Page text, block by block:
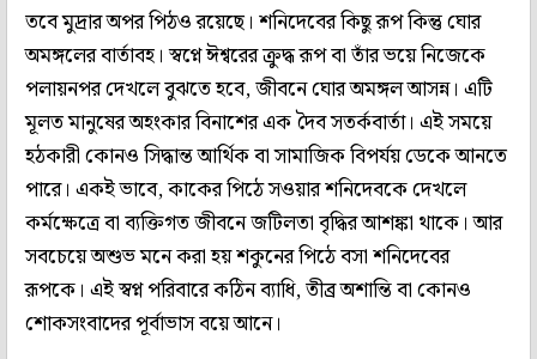
তবে মুদ্রার অপর পিঠও রয়েছে। শনিদেবের কিছু রূপ কিন্তু ঘোর
অমঙ্গলের বার্তাবহ। স্বপ্নে ঈশ্বরের ক্রুদ্ধ রূপ বা তাঁর ভয়ে নিজেকে
পলায়নপর দেখলে বুঝতে হবে, জীবনে ঘোর অমঙ্গল আসন্ন। এটি
মূলত মানুষের অহংকার বিনাশের এক দৈব সতর্কবার্তা। এই সময়ে
হঠকারী কোনও সিদ্ধান্ত আর্থিক বা সামাজিক বিপর্যয় ডেকে আনতে
পারে। একই ভাবে, কাকের পিঠে সওয়ার শনিদেবকে দেখলে
কর্মক্ষেত্রে বা ব্যক্তিগত জীবনে জটিলতা বৃদ্ধির আশঙ্কা থাকে। আর
সবচেয়ে অশুভ মনে করা হয় শকুনের পিঠে বসা শনিদেবের
রূপকে। এই স্বপ্ন পরিবারে কঠিন ব্যাধি, তীব্র অশান্তি বা কোনও
শোকসংবাদের পূর্বাভাস বয়ে আনে।